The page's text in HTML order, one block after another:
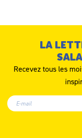
LA
Recevez tous les